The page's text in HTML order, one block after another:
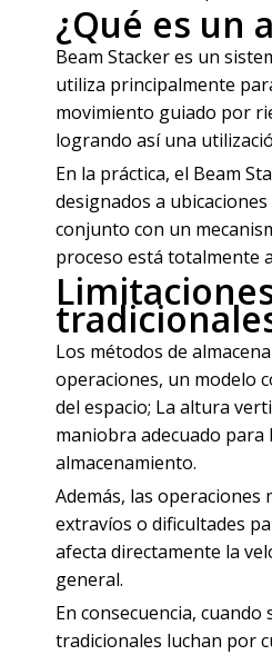
¿Qué es un
Beam Stacker es un
utiliza principalmente
movimiento guiado por
logrando así una
En la práctica, el Beam
designados a
conjunto con un
proceso está totalmente
Los métodos de
operaciones, un modelo
del espacio; La altura
maniobra adecuado para
almacenamiento.
Además, las
extravíos o dificultades
afecta directamente la
general.
En consecuencia,
tradicionales luchan por